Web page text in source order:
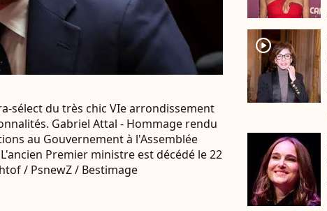
sélect du très chic VIe arrondissement
Gabriel Attal - Hommage rendu
au Gouvernement à l'Assemblée
Premier ministre est décédé le 22
/ PsnewZ / Bestimage
player2